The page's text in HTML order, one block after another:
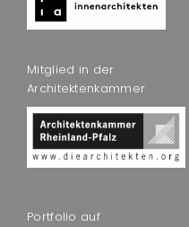
Mitglied in der
Architektenkammer
Portfolio auf